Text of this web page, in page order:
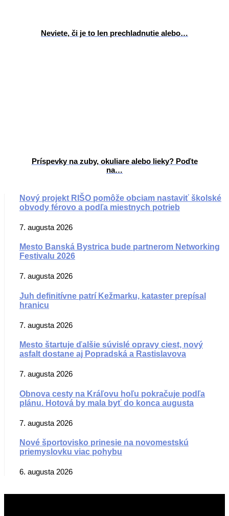
Neviete, či je to len prechladnutie alebo…
Príspevky na zuby, okuliare alebo lieky? Poďte
na…
Nový projekt RIŠO pomôže obciam nastaviť školské
obvody férovo a podľa miestnych potrieb
7. augusta 2026
Mesto Banská Bystrica bude partnerom Networking
Festivalu 2026
7. augusta 2026
Juh definitívne patrí Kežmarku, kataster prepísal
hranicu
7. augusta 2026
Mesto štartuje ďalšie súvislé opravy ciest, nový
asfalt dostane aj Popradská a Rastislavova
7. augusta 2026
Obnova cesty na Kráľovu hoľu pokračuje podľa
plánu. Hotová by mala byť do konca augusta
7. augusta 2026
Nové športovisko prinesie na novomestskú
priemyslovku viac pohybu
6. augusta 2026